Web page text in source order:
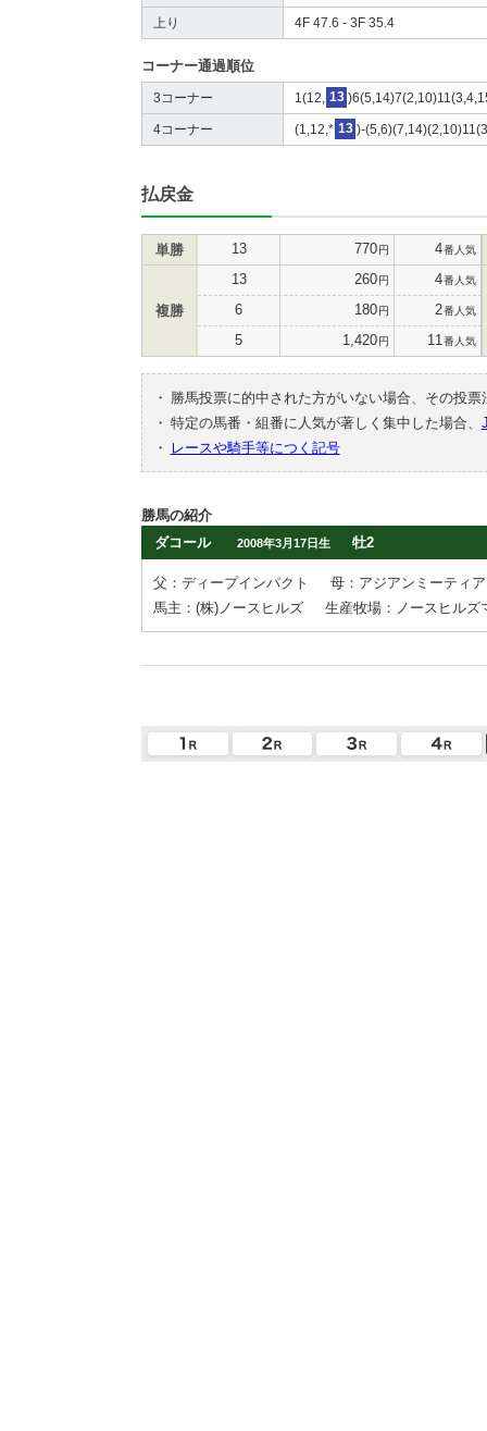
上り 4F 47.6 - 3F 35.4
コーナー通過順位
3コーナー 1(12, 13
4コーナー (1,12,* 13 )-
払戻金
単勝 13 770円 4番人気
複勝
13 260円 4番人気
6 180円 2番人気
5 1,420円 11 番人気
・
勝馬投票に的中された方がいない場合、その投
・ 特定の馬番・組番に人気が著しく集中した場合、
・
レースや騎手等につく記号
勝馬の紹介
ダコール
2008年3月17日生 牡2
父：ディープインパクト
母：アジアンミーティア
馬主：(株)ノースヒルズ
生産牧場：ノースヒルズ